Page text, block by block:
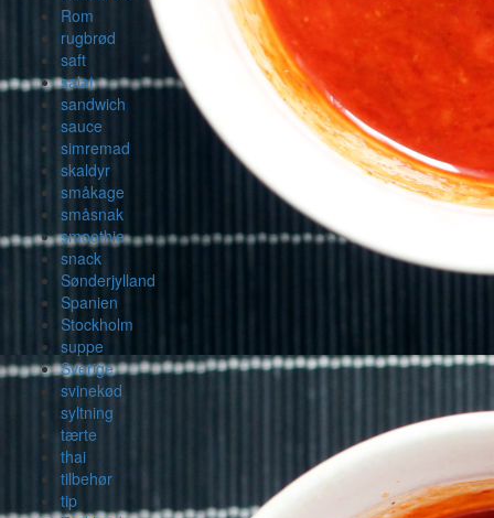
Rom
rugbrød
saft
salat
sandwich
sauce
simremad
skaldyr
småkage
småsnak
smoothie
snack
Sønderjylland
Spanien
Stockholm
suppe
Sverige
svinekød
syltning
tærte
thai
tilbehør
tip